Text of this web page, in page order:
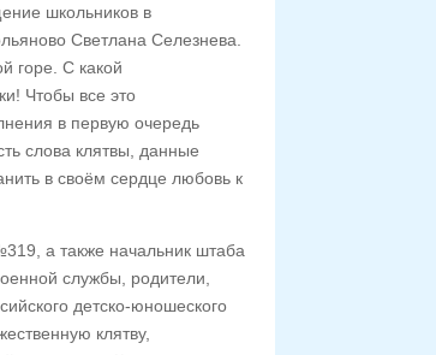
школьников в
Светлана Селезнева.
горе. С какой
Чтобы все это
в первую очередь
слова клятвы, данные
в своём сердце любовь к
а также начальник штаба
службы, родители,
детско-юношеского
клятву,